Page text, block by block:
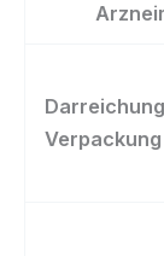
Verpackung